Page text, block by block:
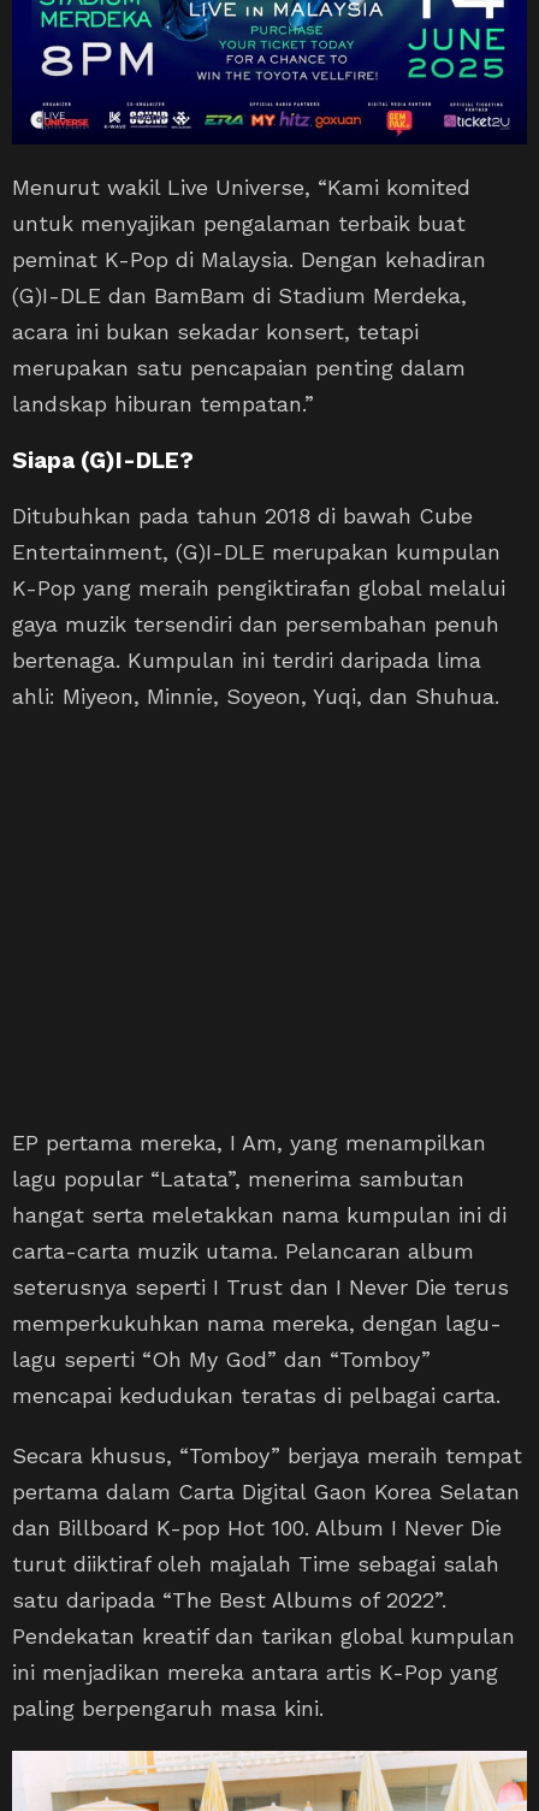
Menurut wakil Live Universe, “Kami komited
untuk menyajikan pengalaman terbaik buat
peminat K-Pop di Malaysia. Dengan kehadiran
(G)I-DLE dan BamBam di Stadium Merdeka,
acara ini bukan sekadar konsert, tetapi
merupakan satu pencapaian penting dalam
landskap hiburan tempatan.”
Siapa (G)I-DLE?
Ditubuhkan pada tahun 2018 di bawah Cube
Entertainment, (G)I-DLE merupakan kumpulan
K-Pop yang meraih pengiktirafan global melalui
gaya muzik tersendiri dan persembahan penuh
bertenaga. Kumpulan ini terdiri daripada lima
ahli: Miyeon, Minnie, Soyeon, Yuqi, dan Shuhua.
EP pertama mereka, I Am, yang menampilkan
lagu popular “Latata”, menerima sambutan
hangat serta meletakkan nama kumpulan ini di
carta-carta muzik utama. Pelancaran album
seterusnya seperti I Trust dan I Never Die terus
memperkukuhkan nama mereka, dengan lagu-
lagu seperti “Oh My God” dan “Tomboy”
mencapai kedudukan teratas di pelbagai carta.
Secara khusus, “Tomboy” berjaya meraih tempat
pertama dalam Carta Digital Gaon Korea Selatan
dan Billboard K-pop Hot 100. Album I Never Die
turut diiktiraf oleh majalah Time sebagai salah
satu daripada “The Best Albums of 2022”.
Pendekatan kreatif dan tarikan global kumpulan
ini menjadikan mereka antara artis K-Pop yang
paling berpengaruh masa kini.